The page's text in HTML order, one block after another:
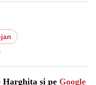
Harghita și pe Google